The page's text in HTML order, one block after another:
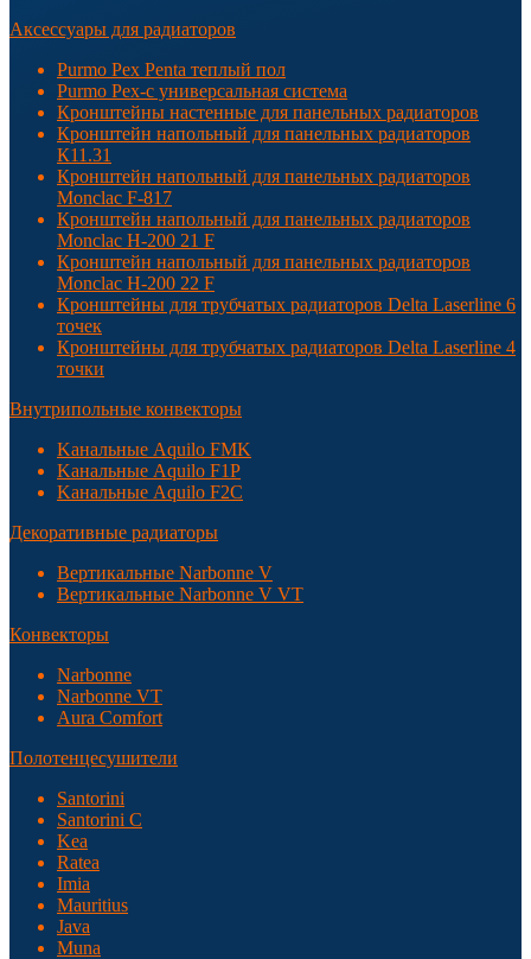
Аксессуары для радиаторов
Purmo Pex Penta теплый пол
Purmo Pex-c универсальная система
Кронштейны настенные для панельных радиаторов
Кронштейн напольный для панельных радиаторов
К11.31
Кронштейн напольный для панельных радиаторов
Monclac F-817
Кронштейн напольный для панельных радиаторов
Monclac H-200 21 F
Кронштейн напольный для панельных радиаторов
Monclac H-200 22 F
Кронштейны для трубчатых радиаторов Delta Laserline 6
точек
Кронштейны для трубчатых радиаторов Delta Laserline 4
точки
Внутрипольные конвекторы
Kанальные Aquilo FMK
Kанальные Aquilo F1P
Kанальные Aquilo F2C
Декоративные радиаторы
Вертикальные Narbonne V
Вертикальные Narbonne V VT
Конвекторы
Narbonne
Narbonne VT
Aura Comfort
Полотенцесушители
Santorini
Santorini С
Kea
Ratea
Imia
Mauritius
Java
Muna